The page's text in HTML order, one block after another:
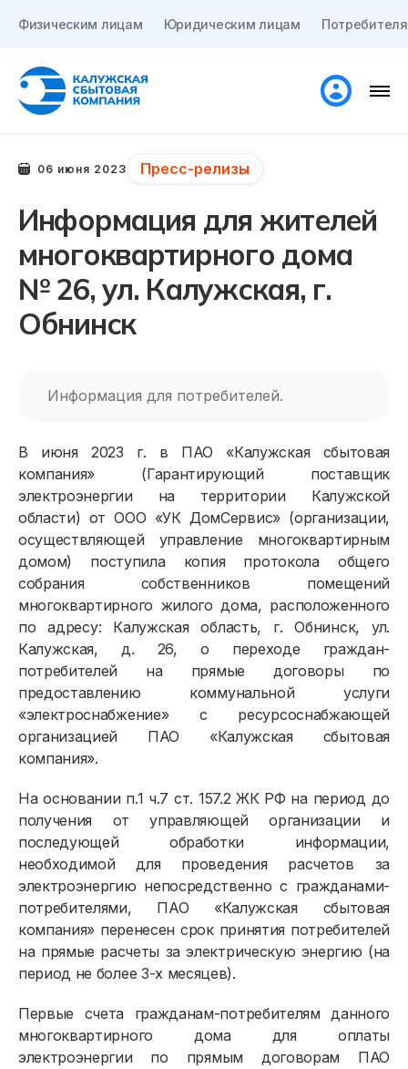
Физическим лицам Юридическим лицам
06 июня 2023 Пресс-релизы
Информация для жителей
многоквартирного дома
№ 26, ул. Калужская, г.
Обнинск
Информация для потребителей.
В июня 2023 г. в ПАО «Калужская сбытовая
компания» (Гарантирующий поставщик
электроэнергии на территории Калужской
области) от ООО «УК ДомСервис» (организации,
осуществляющей управление многоквартирным
домом) поступила копия протокола общего
собрания собственников помещений
многоквартирного жилого дома, расположенного
по адресу: Калужская область, г. Обнинск, ул.
Калужская, д. 26, о переходе граждан-
потребителей на прямые договоры по
предоставлению коммунальной услуги
«электроснабжение» с ресурсоснабжающей
организацией ПАО «Калужская сбытовая
компания».
На основании п.1 ч.7 ст. 157.2 ЖК РФ на период до
получения от управляющей организации и
последующей обработки информации,
необходимой для проведения расчетов за
электроэнергию непосредственно с гражданами-
потребителями, ПАО «Калужская сбытовая
компания» перенесен срок принятия потребителей
на прямые расчеты за электрическую энергию (на
период не более 3-х месяцев).
Первые счета гражданам-потребителям данного
многоквартирного дома для оплаты
электроэнергии по прямым договорам ПАО